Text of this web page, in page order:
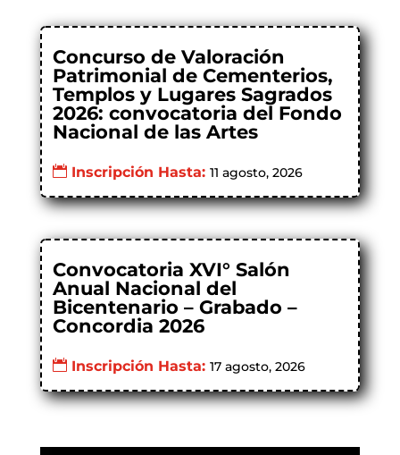
Concurso de Valoración
Patrimonial de Cementerios,
Templos y Lugares Sagrados
2026: convocatoria del Fondo
Nacional de las Artes
Inscripción Hasta: 11 agosto, 2026
Convocatoria XVI° Salón
Anual Nacional del
Bicentenario – Grabado –
Concordia 2026
Inscripción Hasta: 17 agosto, 2026